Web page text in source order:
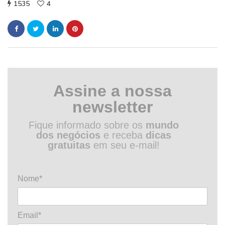
1535 4
Assine a nossa
newsletter
Fique informado sobre os mundo
dos negócios e receba dicas
gratuitas em seu e-mail!
Nome*
Email*